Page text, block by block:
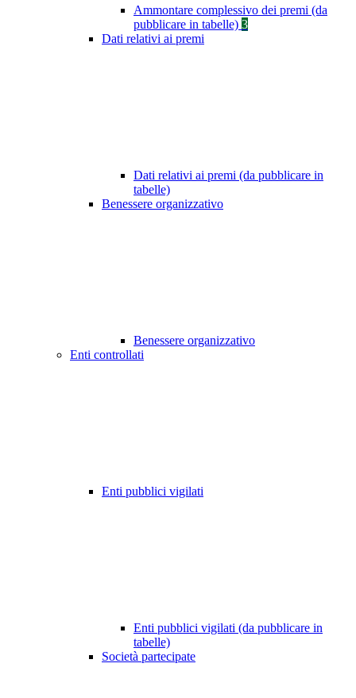
Ammontare complessivo dei premi (da
pubblicare in tabelle) 3
Dati relativi ai premi
Dati relativi ai premi (da pubblicare in
tabelle)
Benessere organizzativo
Benessere organizzativo
Enti controllati
Enti pubblici vigilati
Enti pubblici vigilati (da pubblicare in
tabelle)
Società partecipate